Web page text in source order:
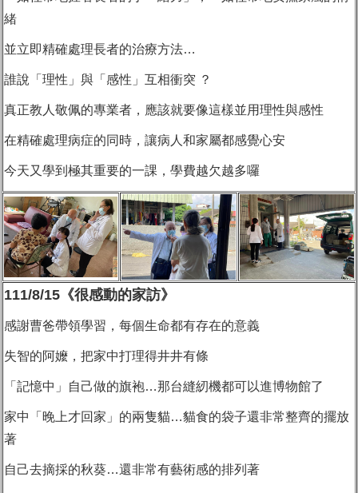
緒
並立即精確處理長者的治療方法…
誰說「理性」與「感性」互相衝突 ？
真正教人敬佩的專業者， 應該就要像這樣並用理性與感性
在精確處理病症的同時， 讓病人和家屬都感覺心安
今天又學到極其重要的一課， 學費越欠越多囉
111/8/15《很感動的家訪》
感謝曹爸帶領學習，每個生命都有存在的意義
失智的阿嬤，把家中打理得井井有條
「記憶中」自己做的旗袍…那台縫紉機都可以進博物館了
家中「晚上才回家」的兩隻貓…貓食的袋子還非常整齊的擺放
著
自己去摘採的秋葵…還非常有藝術感的排列著